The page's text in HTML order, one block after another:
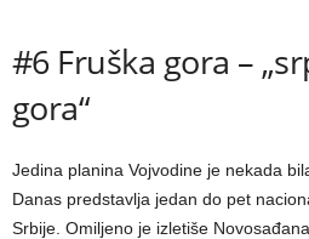
#6 Fruška gora –
gora“
Jedina planina Vojvodine je nekada
Danas predstavlja jedan do pet
Srbije. Omiljeno je izletiše